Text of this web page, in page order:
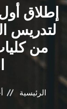
إطلاق
لتدريس
من
الرئيسية